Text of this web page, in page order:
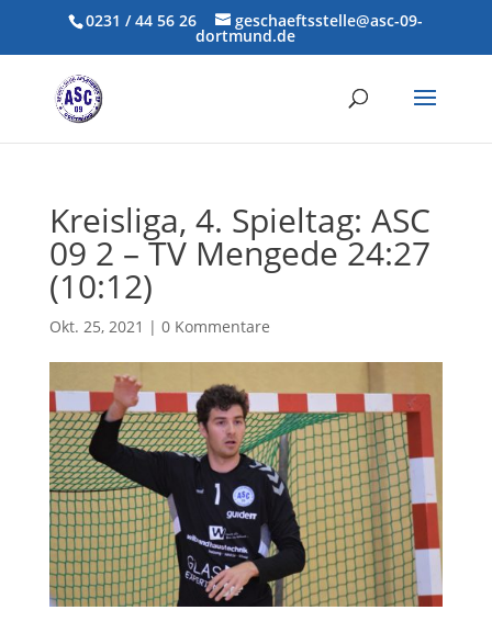
0231 / 44 56 26 geschaeftsstelle@asc-09-
dortmund.de
Kreisliga, 4. Spieltag: ASC
09 2 – TV Mengede 24:27
(10:12)
Okt. 25, 2021 | 0 Kommentare